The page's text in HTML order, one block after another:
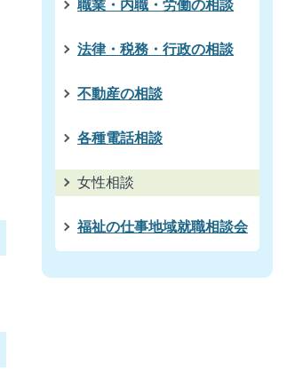
職業・内職・労働の相談
法律・税務・行政の相談
不動産の相談
各種電話相談
女性相談
福祉の仕事地域就職相談会